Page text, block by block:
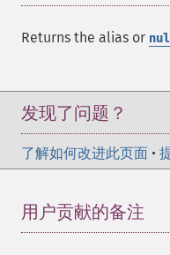
Returns the alias or
发现了问题？
了解如何改进此页面 •
用户贡献的备注